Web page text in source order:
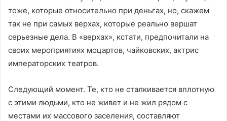
тоже, которые относительно при деньгах, но, скажем
так не при самых верхах, которые реально вершат
серьезные дела. В «верхах», кстати, предпочитали на
своих мероприятиях моцартов, чайковских, актрис
императорских театров.
Следующий момент. Те, кто не сталкивается вплотную
с этими людьми, кто не живет и не жил рядом с
местами их массового заселения, составляют